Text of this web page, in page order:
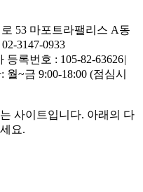
53 마포트라팰리스 A동
3147-0933
등록번호 : 105-82-63626|
월~금 9:00-18:00 (점심시
사이트입니다. 아래의 다
요.